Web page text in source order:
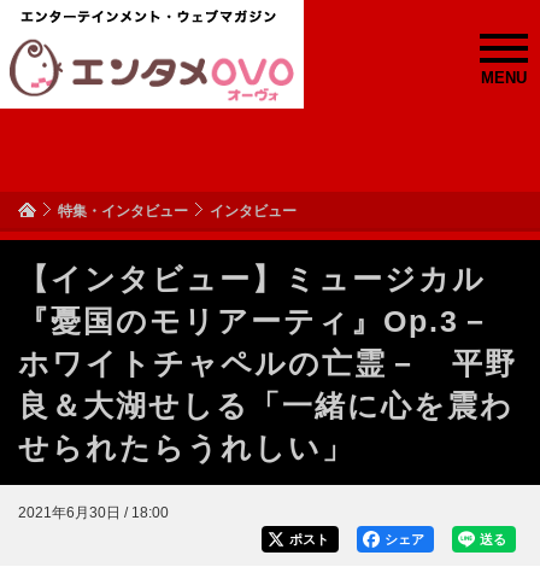
MENU
特集・インタビュー インタビュー
【インタビュー】ミュージカル
『憂国のモリアーティ』Op.3－
ホワイトチャペルの亡霊－ 平野
良＆大湖せしる「一緒に心を震わ
せられたらうれしい」
2021年6月30日 / 18:00
送る
シェア
ポスト